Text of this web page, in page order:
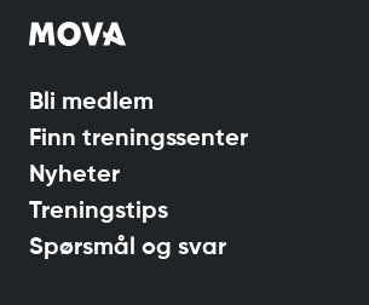
Bli medlem
Finn treningssenter
Nyheter
Treningstips
Spørsmål og svar